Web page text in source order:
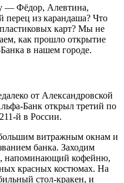
— Фёдор, Алевтина,
перец из карандаша? Что
карт? Мы не
как прошло открытие
в нашем городе.
от Александровской
Банк открыл третий по
й в России.
витражным окнам и
банка. Заходим
напоминающий кофейню,
красных костюмах. На
стол-кракен, и